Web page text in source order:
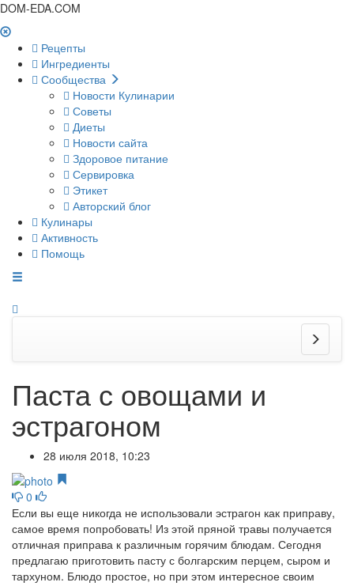
DOM-EDA.COM
Рецепты
Ингредиенты
Сообщества
Новости Кулинарии
Советы
Диеты
Новости сайта
Здоровое питание
Сервировка
Этикет
Авторский блог
Кулинары
Активность
Помощь
Паста с овощами и
эстрагоном
28 июля 2018, 10:23
0
Если вы еще никогда не использовали эстрагон как приправу,
самое время попробовать! Из этой пряной травы получается
отличная приправа к различным горячим блюдам. Сегодня
предлагаю приготовить пасту с болгарским перцем, сыром и
тархуном. Блюдо простое, но при этом интересное своим